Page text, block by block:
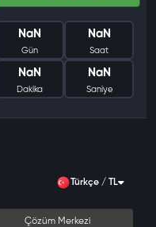
NaN
Gün
NaN
Saat
NaN
Dakika
NaN
Saniye
Türkçe / TL
Çözüm Merkezi